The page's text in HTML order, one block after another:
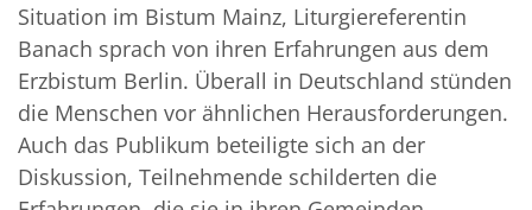
Situation im Bistum Mainz, Liturgiereferentin
Banach sprach von ihren Erfahrungen aus dem
Erzbistum Berlin. Überall in Deutschland stünden
die Menschen vor ähnlichen Herausforderungen.
Auch das Publikum beteiligte sich an der
Diskussion, Teilnehmende schilderten die